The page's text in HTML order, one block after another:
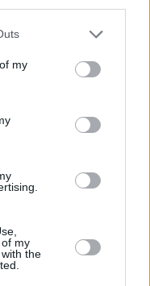
que algún
el derecho de
se aplicarán
en este sitio web o
my
my
the